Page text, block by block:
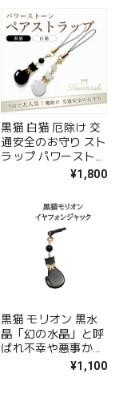
黒水晶 魔除け ねこ
猫 お守り 厄除け 魔
よけ 災難よけ スマ
ホ 誕生日 ギフト プ
レゼント メール便送
料無料 ラッピング無
黒猫 白猫 厄除け 交
通安全のお守り スト
ラップ パワーストー
ン 猫ストラップ モ
キークォーツ 福猫
天然石 ペア 携帯ス
トラップ メール便送
料無料 ラッピング無
料 誕生日 プレゼン
ト アクセサリー
¥1,800
黒猫 モリオン 黒水
晶「幻の水晶」と呼
ばれ不幸や悪事から
身を守るといわれる
¥1,100